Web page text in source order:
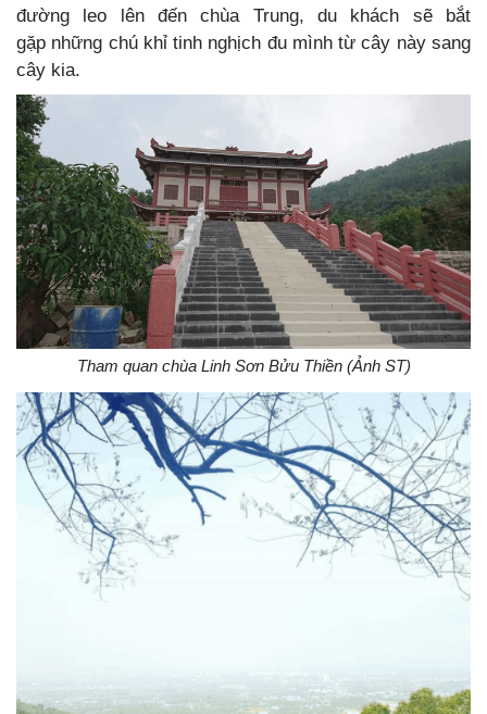
đường leo lên đến chùa Trung, du khách sẽ bắt
gặp những chú khỉ tinh nghịch đu mình từ cây này sang
cây kia.
Tham quan chùa Linh Sơn Bửu Thiền (Ảnh ST)